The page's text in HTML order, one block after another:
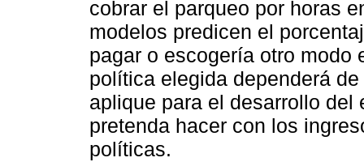
cobrar el parqueo por horas
modelos predicen el
pagar o escogería otro modo
política elegida dependerá
aplique para el desarrollo
pretenda hacer con los
políticas.